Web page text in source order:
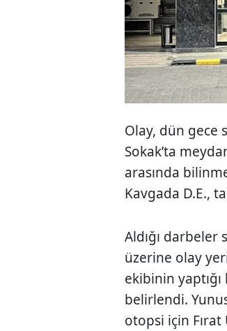
Olay, dün gece
Sokak’ta
arasında
Kavgada D.E.,
Aldığı darbeler
üzerine olay
ekibinin yaptığı
belirlendi.
otopsi için